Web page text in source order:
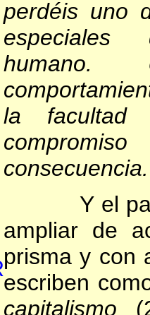
perdéis uno
la facultad
Y el
ampliar de
prisma y con
escriben
capitalismo